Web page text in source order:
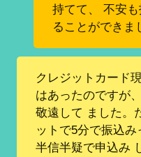
持てて、 不安
ることができま
クレジットカード
はあったのですが
敬遠して ました。
ットで5分で振込
半信半疑で申込み